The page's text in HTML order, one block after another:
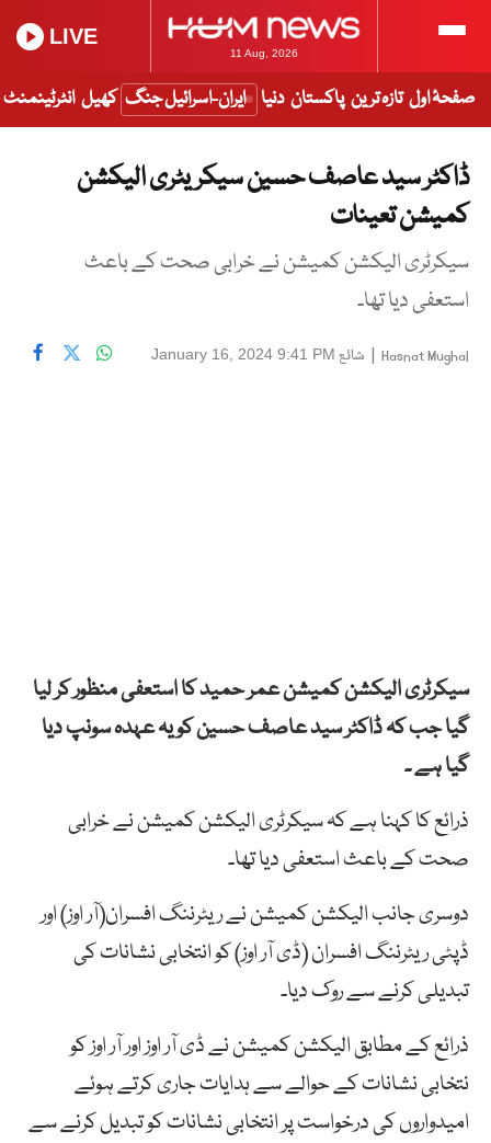
11 Aug, 2026
LIVE
صفحۂ اول تازہ ترین پاکستان دنیا ایران-اسرائیل جنگ کھیل انٹرٹینمنٹ
ڈاکٹر سید عاصف حسین سیکریٹری الیکشن
کمیشن تعینات
سیکرٹری الیکشن کمیشن نے خرابی صحت کے باعث
استعفی دیا تھا۔
Hasnat Mughal
| شائع January 16, 2024 9:41 PM
سیکرٹری الیکشن کمیشن عمر حمید کا استعفی منظور کر لیا
گیا جب کہ ڈاکٹر سید عاصف حسین کو یہ عہدہ سونپ دیا
گیا ہے ۔
ذرائع کا کہنا ہے کہ سیکرٹری الیکشن کمیشن نے خرابی
صحت کے باعث استعفی دیا تھا۔
دوسری جانب الیکشن کمیشن نے ریٹرننگ افسران(آر اوز) اور
ڈپٹی ریٹرننگ افسران (ڈی آر اوز) کو انتخابی نشانات کی
تبدیلی کرنے سے روک دیا۔
ذرائع کے مطابق الیکشن کمیشن نے ڈی آر اوز اور آر اوز کو
نتخابی نشانات کے حوالے سے ہدایات جاری کرتے ہوئے
امیدواروں کی درخواست پر انتخابی نشانات کو تبدیل کرنے سے